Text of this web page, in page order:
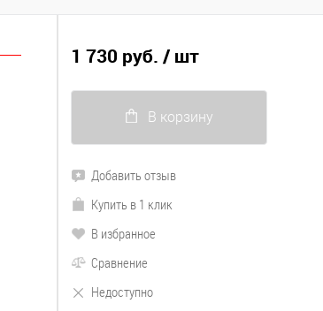
1 730 руб. / шт
В корзину
Добавить отзыв
Купить в 1 клик
В избранное
Сравнение
Недоступно